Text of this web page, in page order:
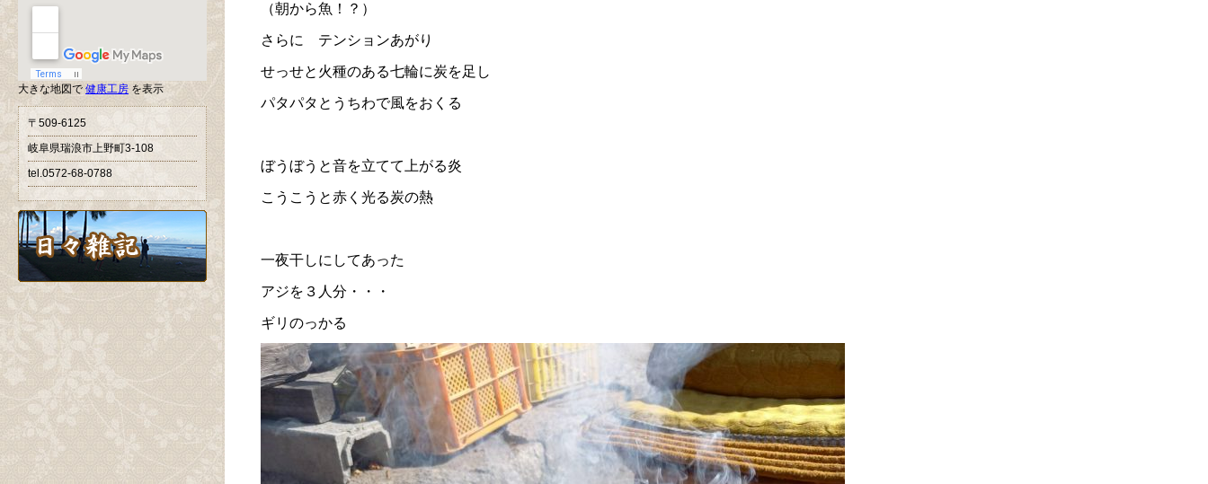
大きな地図で 健康工房 を表示
〒509-6125
岐阜県瑞浪市上野町3-108
tel.0572-68-0788
（朝から魚！？）
さらに テンションあがり
せっせと火種のある七輪に炭を足し
パタパタとうちわで風をおくる
ぼうぼうと音を立てて上がる炎
こうこうと赤く光る炭の熱
一夜干しにしてあった
アジを３人分・・・
ギリのっかる